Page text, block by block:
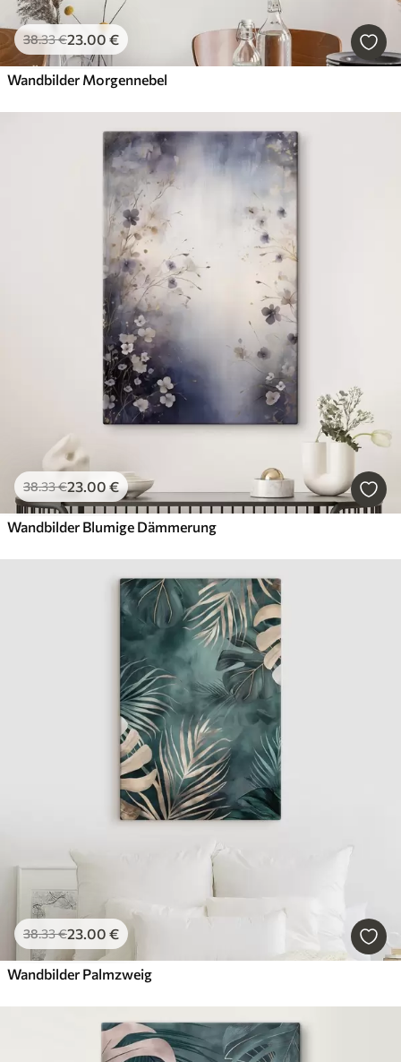
38.33€23.00 €
Wandbilder Morgennebel
38.33€23.00 €
Wandbilder Blumige Dämmerung
38.33€23.00 €
Wandbilder Palmzweig